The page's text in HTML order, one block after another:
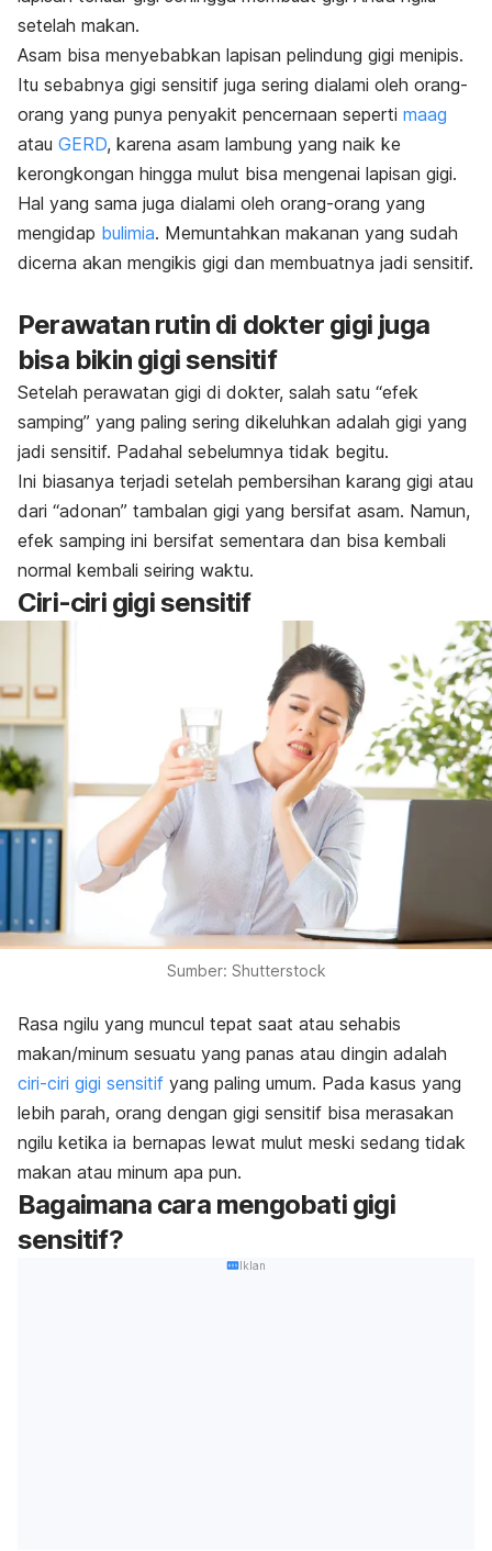
setelah makan.
Asam bisa menyebabkan lapisan pelindung gigi menipis.
Itu sebabnya gigi sensitif juga sering dialami oleh orang-
orang yang punya penyakit pencernaan seperti maag
atau GERD, karena asam lambung yang naik ke
kerongkongan hingga mulut bisa mengenai lapisan gigi.
Hal yang sama juga dialami oleh orang-orang yang
mengidap bulimia. Memuntahkan makanan yang sudah
dicerna akan mengikis gigi dan membuatnya jadi sensitif.
Perawatan rutin di dokter gigi juga
bisa bikin gigi sensitif
Setelah perawatan gigi di dokter, salah satu “efek
samping” yang paling sering dikeluhkan adalah gigi yang
jadi sensitif. Padahal sebelumnya tidak begitu.
Ini biasanya terjadi setelah pembersihan karang gigi atau
dari “adonan” tambalan gigi yang bersifat asam. Namun,
efek samping ini bersifat sementara dan bisa kembali
normal kembali seiring waktu.
Ciri-ciri gigi sensitif
Sumber: Shutterstock
Rasa ngilu yang muncul tepat saat atau sehabis
makan/minum sesuatu yang panas atau dingin adalah
ciri-ciri gigi sensitif yang paling umum. Pada kasus yang
lebih parah, orang dengan gigi sensitif bisa merasakan
ngilu ketika ia bernapas lewat mulut meski sedang tidak
makan atau minum apa pun.
Bagaimana cara mengobati gigi
sensitif?
Iklan